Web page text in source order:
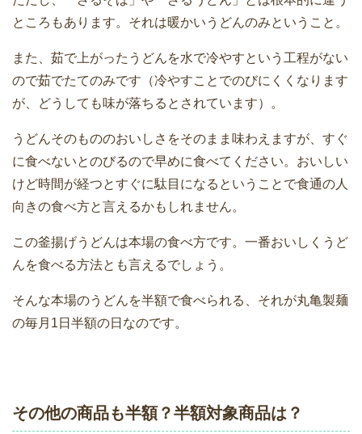
ところもあります。それは暖かいうどんのみということ。
また、茹で上がったうどんを水で冷やすという工程がない
ので茹でたてのみです（冷やすことでのびにくくなります
が、どうしても味が落ちるとされています）。
うどんそのもののおいしさをそのまま味わえますが、すぐ
に食べないとのびるので早めに食べてください。おいしい
けど時間が経つとすぐに駄目になるということで食通の人
向きの食べ方と言えるかもしれません。
この釜揚げうどんは本場の食べ方です。一番おいしくうど
んを食べる方法とも言えるでしょう。
そんな本場のうどんを半額で食べられる、それが丸亀製麺
の毎月1日半額の日なのです。
その他の商品も半額？半額対象商品は？